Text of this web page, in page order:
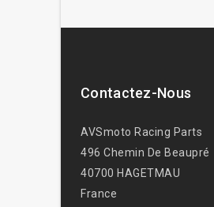
Contactez-Nous
AVSmoto Racing Parts
496 Chemin De Beaupré
40700 HAGETMAU
France